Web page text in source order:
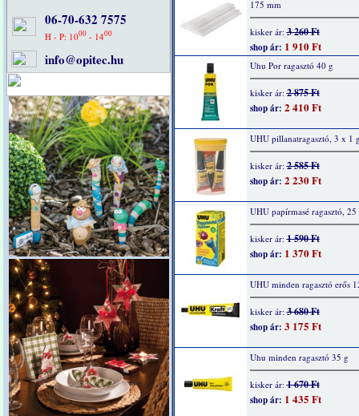
06-70-632 7575
H - P: 1000 - 1400
info@opitec.hu
175 mm
kisker ár:3 260 Ft
shop ár: 1 910 Ft
Uhu Por ragasztó 40 g
kisker ár:2 875 Ft
shop ár: 2 410 Ft
UHU pillanatragasztó, 3 x 1
kisker ár:2 585 Ft
shop ár: 2 230 Ft
UHU papírmasé ragasztó, 25
kisker ár:1 590 Ft
shop ár: 1 370 Ft
UHU minden ragasztó erős
kisker ár:3 680 Ft
shop ár: 3 175 Ft
Uhu minden ragasztó 35 g
kisker ár:1 670 Ft
shop ár: 1 435 Ft